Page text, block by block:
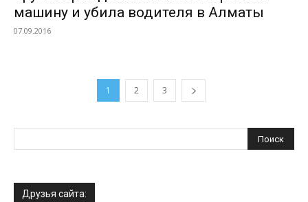
машину и убила водителя в Алматы
07.09.2016
1 2 3
Друзья сайта: